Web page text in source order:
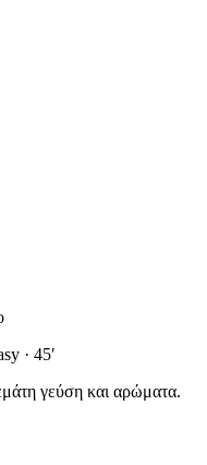
· 45′
γεύση και αρώματα.